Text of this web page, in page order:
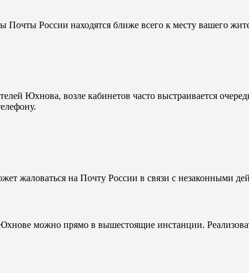
Почты России находятся ближе всего к месту вашего
Юхнова, возле кабинетов часто выстраивается
жаловаться на Почту России в связи с незаконными
можно прямо в вышестоящие инстанции.